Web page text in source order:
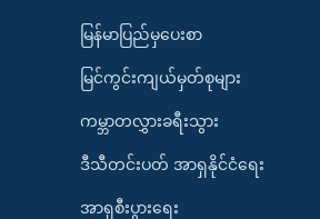
မြန်မာပြည်မှပေးစာ
မြင်ကွင်းကျယ်မှတ်စုများ
ကမ္ဘာတလွှားခရီးသွား
ဒီသီတင်းပတ် အာရှနိုင်ငံရေး
အာရှစီးပွားရေး